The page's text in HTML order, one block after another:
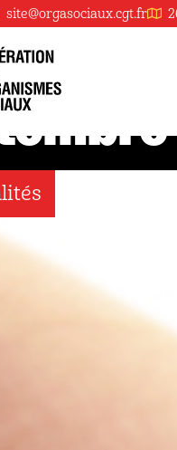
site@orgasociaux.cgt.fr